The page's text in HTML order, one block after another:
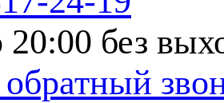
20:00 без
обратный